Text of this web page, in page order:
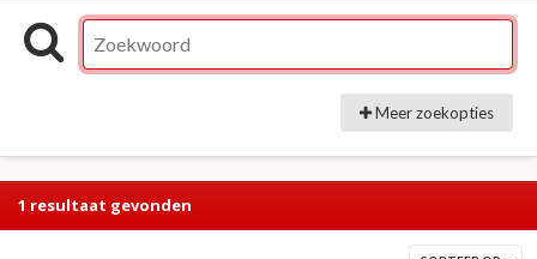
Meer zoekopties
1 resultaat gevonden